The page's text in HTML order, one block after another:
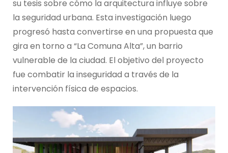
su tesis sobre cómo la arquitectura influye sobre
la seguridad urbana. Esta investigación luego
progresó hasta convertirse en una propuesta que
gira en torno a “La Comuna Alta”, un barrio
vulnerable de la ciudad. El objetivo del proyecto
fue combatir la inseguridad a través de la
intervención física de espacios.